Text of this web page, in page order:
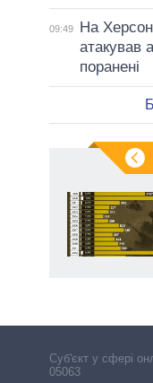
09:49
На
атакував
поранені
Cуб'єкт у сфері
05063